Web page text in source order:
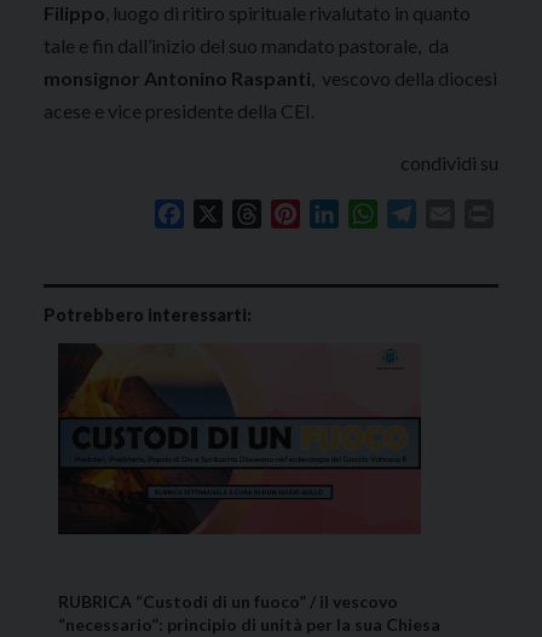
Filippo , luogo di ritiro spirituale rivalutato in quanto
tale e fin dall’inizio del suo mandato pastorale, da
monsignor Antonino Raspanti , vescovo della diocesi
acese e vice presidente della CEI.
condividi su
Facebook ThreadsPinterestLinkedInWhatsApp
Potrebbero interessarti:
RUBRICA “Custodi di un fuoco” / il vescovo
“necessario”: principio di unità per la sua Chiesa